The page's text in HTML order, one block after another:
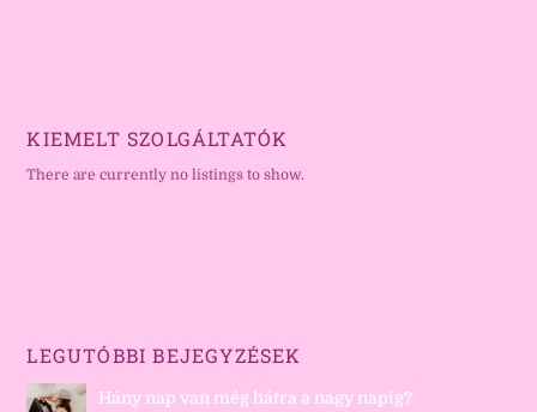
KIEMELT SZOLGÁLTATÓK
There are currently no listings to show.
LEGUTÓBBI BEJEGYZÉSEK
Hány nap van még hátra a nagy napig?